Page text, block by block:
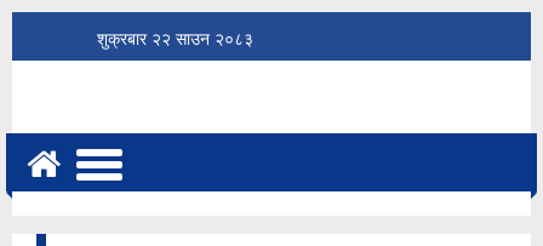
शुक्रबार २२ साउन २०८३